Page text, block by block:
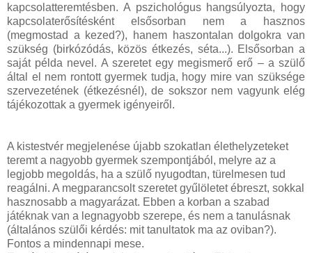
kapcsolatteremtésben. A pszichológus hangsúlyozta, hogy
kapcsolaterősítésként elsősorban nem a hasznos
(megmostad a kezed?), hanem haszontalan dolgokra van
szükség (birkózódás, közös étkezés, séta...). Elsősorban a
saját példa nevel. A szeretet egy megismerő erő – a szülő
által el nem rontott gyermek tudja, hogy mire van szüksége
szervezetének (étkezésnél), de sokszor nem vagyunk elég
tájékozottak a gyermek igényeiről.
A kistestvér megjelenése újabb szokatlan élethelyzeteket
teremt a nagyobb gyermek szempontjából, melyre az a
legjobb megoldás, ha a szülő nyugodtan, türelmesen tud
reagálni. A megparancsolt szeretet gyűlöletet ébreszt, sokkal
hasznosabb a magyarázat. Ebben a korban a szabad
játéknak van a legnagyobb szerepe, és nem a tanulásnak
(általános szülői kérdés: mit tanultatok ma az oviban?).
Fontos a mindennapi mese.